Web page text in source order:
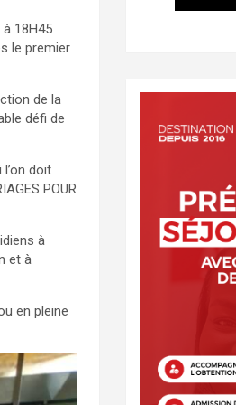
18H45
le premier
de la
défi de
doit
POUR
à
et à
en pleine